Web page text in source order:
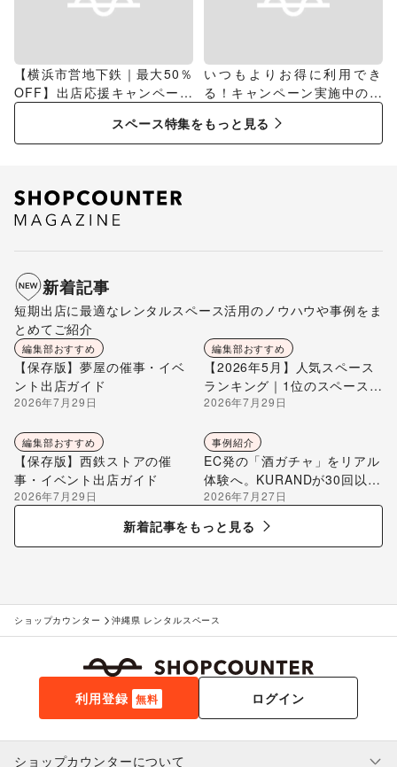
【横浜市営地下鉄｜最大50％
OFF】出店応援キャンペーン
特集
いつもよりお得に利用でき
る！キャンペーン実施中のス
スペース特集をもっと見る
新着記事
短期出店に最適なレンタルスペース活用のノウハウや事例をま
とめてご紹介
編集部おすすめ
【保存版】夢屋の催事・イベ
ント出店ガイド
2026年7月29日
編集部おすすめ
【2026年5月】人気スペース
ランキング｜1位のスペースを
編集部が解説
2026年7月29日
編集部おすすめ
【保存版】西鉄ストアの催
事・イベント出店ガイド
2026年7月29日
事例紹介
EC発の「酒ガチャ」をリアル
体験へ。KURANDが30回以上
のポップアップ出店で届け
る“新しいお酒との出会い”
2026年7月27日
新着記事をもっと見る
ショップカウンター 沖縄県 レンタルスペース
利用登録 無料 ログイン
ショップカウンターについて